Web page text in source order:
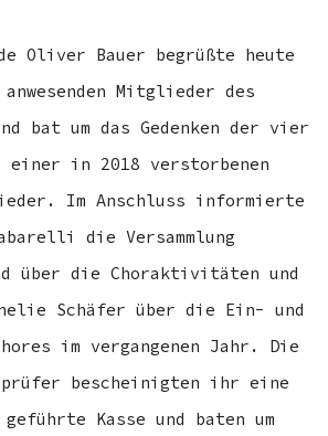
Oliver Bauer begrüßte heute
Mitglieder des
bat um das Gedenken der vier
einer in 2018 verstorbenen
Im Anschluss informierte
die Versammlung
über die Choraktivitäten und
Schäfer über die Ein- und
im vergangenen Jahr. Die
bescheinigten ihr eine
Kasse und baten um